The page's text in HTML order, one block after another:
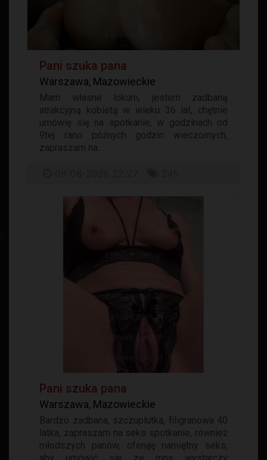
Pani szuka pana
Warszawa, Mazowieckie
Mam własne lokum, jestem zadbaną
atrakcyjną kobietą w wieku 36 lat, chętnie
umówię się na spotkanie, w godzinach od
9tej rano późnych godzin wieczornych,
zapraszam na...
Pani szuka pana
Warszawa, Mazowieckie
Bardzo zadbana, szczuplutka, filigranowa 40
latka, zapraszam na seks spotkanie, również
młodszych panów, oferuję namiętny seks,